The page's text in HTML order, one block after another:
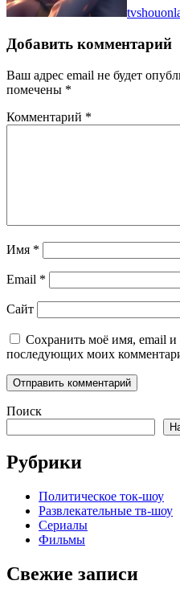
Добавить комментарий
Ваш адрес email не будет
помечены *
Комментарий *
Имя *
Email *
Сайт
Сохранить моё имя, email и
последующих моих
Поиск
Рубрики
Политическое ток-шоу
Развлекательные тв-шоу
Сериалы
Фильмы
Свежие записи